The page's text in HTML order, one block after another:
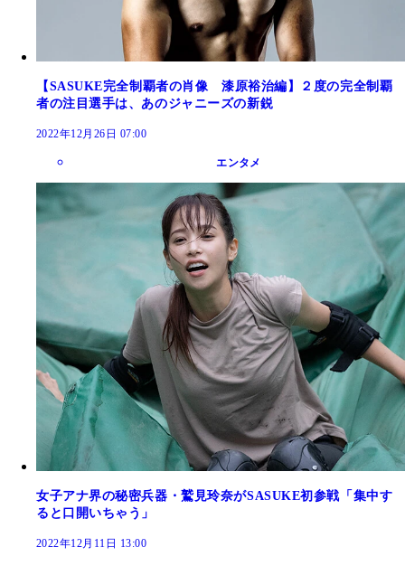
【SASUKE完全制覇者の肖像 漆原裕治編】２度の完全制覇
者の注目選手は、あのジャニーズの新鋭
2022年12月26日 07:00
エンタメ
女子アナ界の秘密兵器・鷲見玲奈がSASUKE初参戦「集中す
ると口開いちゃう」
2022年12月11日 13:00